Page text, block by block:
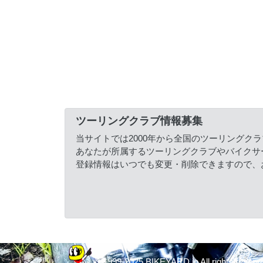
ツーリングクラブ情報募集
当サイトでは2000年から全国のツーリングク
あなたが所属するツーリングクラブやバイク
登録情報はいつでも変更・削除できますので